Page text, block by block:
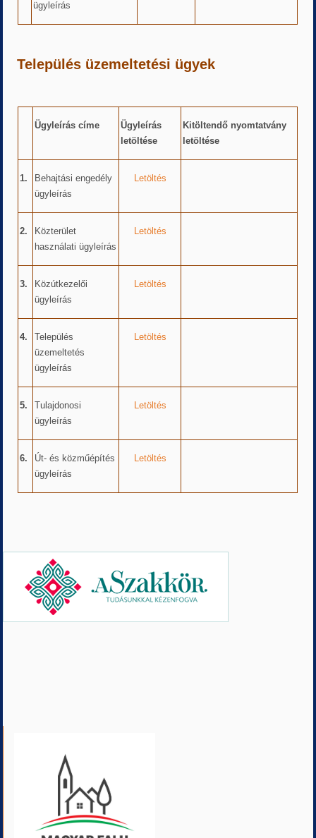
ügyleírás
Település üzemeltetési ügyek
Ügyleírás címe
Ügyleírás
letöltése
Kitöltendő nyomtatvány
letöltése
1.
Behajtási engedély
ügyleírás
Letöltés
2.
Közterület
használati ügyleírás
Letöltés
3.
Közútkezelői
ügyleírás
Letöltés
4.
Település
üzemeltetés
ügyleírás
Letöltés
5.
Tulajdonosi
ügyleírás
Letöltés
6.
Út- és közműépítés
ügyleírás
Letöltés